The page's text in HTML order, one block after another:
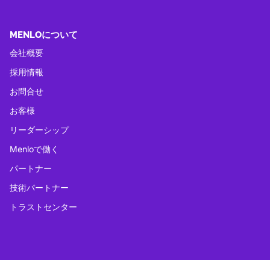
MENLOについて
会社概要
採用情報
お問合せ
お客様
リーダーシップ
Menloで働く
パートナー
技術パートナー
トラストセンター